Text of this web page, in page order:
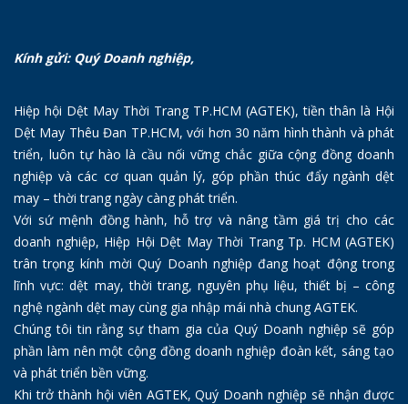
Kính gửi: Quý Doanh nghiệp,
Hiệp hội Dệt May Thời Trang TP.HCM (AGTEK), tiền thân là Hội
Dệt May Thêu Đan TP.HCM, với hơn 30 năm hình thành và phát
triển, luôn tự hào là cầu nối vững chắc giữa cộng đồng doanh
nghiệp và các cơ quan quản lý, góp phần thúc đẩy ngành dệt
may – thời trang ngày càng phát triển.
Với sứ mệnh đồng hành, hỗ trợ và nâng tầm giá trị cho các
doanh nghiệp, Hiệp Hội Dệt May Thời Trang Tp. HCM (AGTEK)
trân trọng kính mời Quý Doanh nghiệp đang hoạt động trong
lĩnh vực: dệt may, thời trang, nguyên phụ liệu, thiết bị – công
nghệ ngành dệt may cùng gia nhập mái nhà chung AGTEK.
Chúng tôi tin rằng sự tham gia của Quý Doanh nghiệp sẽ góp
phần làm nên một cộng đồng doanh nghiệp đoàn kết, sáng tạo
và phát triển bền vững.
Khi trở thành hội viên AGTEK, Quý Doanh nghiệp sẽ nhận được